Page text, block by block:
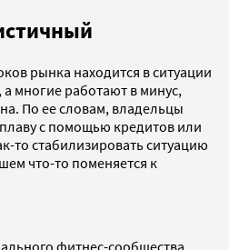
рынка находится в ситуации
многие работают в минус,
По ее словам, владельцы
с помощью кредитов или
то стабилизировать ситуацию
что-то поменяется к